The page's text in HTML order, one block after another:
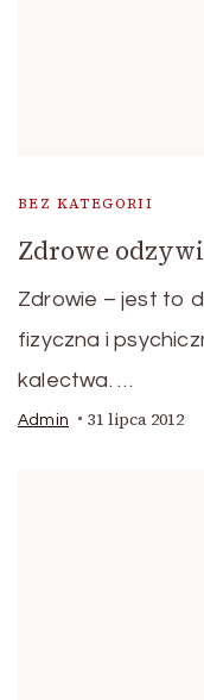
BEZ KATEGORII
Zdrowe
Zdrowie – jest to
fizyczna i
kalectwa. …
Admin 31 lipca 2012